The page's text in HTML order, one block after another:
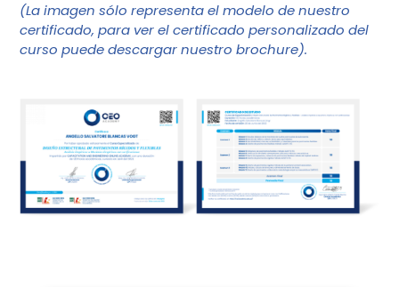
(La imagen sólo representa el modelo de nuestro
certificado, para ver el certificado personalizado del
curso puede descargar nuestro brochure).